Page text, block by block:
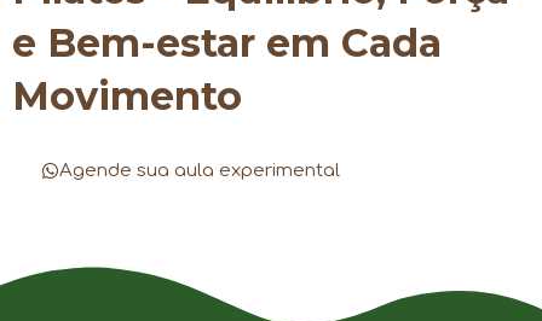
e Bem-estar em Cada
Movimento
Agende sua aula experimental